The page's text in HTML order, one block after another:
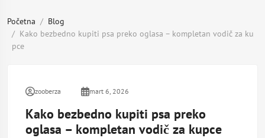
Početna
Blog
Kako bezbedno kupiti psa preko oglasa – kompletan vodič za ku
pce
zooberza mart 6, 2026
Kako bezbedno kupiti psa preko
oglasa – kompletan vodič za kupce